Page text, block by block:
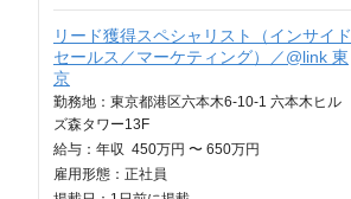
リード獲得スペシャリスト（インサイド
セールス／マーケティング）／@link 東
京
勤務地：東京都港区六本木6-10-1 六本木ヒル
ズ森タワー13F
給与： 年収 450万円 〜 650万円
雇用形態：正社員